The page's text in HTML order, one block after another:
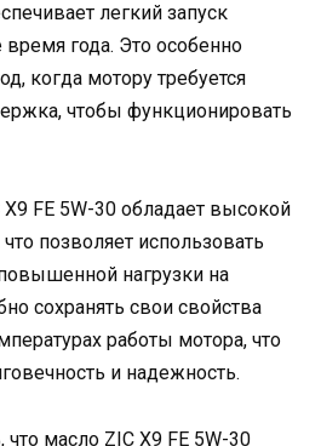
легкий запуск
время года. Это особенно
когда мотору требуется
чтобы функционировать
FE 5W-30 обладает высокой
позволяет использовать
нагрузки на
сохранять свои свойства
работы мотора, что
и надежность.
что масло ZIC X9 FE 5W-30